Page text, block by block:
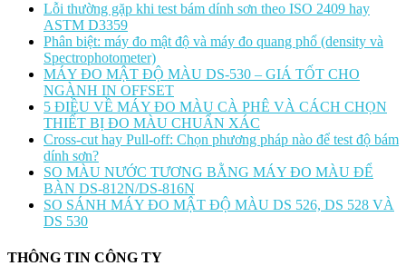
Lỗi thường gặp khi test bám dính sơn theo ISO 2409 hay
ASTM D3359
Phân biệt: máy đo mật độ và máy đo quang phổ (density và
Spectrophotometer)
MÁY ĐO MẬT ĐỘ MÀU DS-530 – GIÁ TỐT CHO
NGÀNH IN OFFSET
5 ĐIỀU VỀ MÁY ĐO MÀU CÀ PHÊ VÀ CÁCH CHỌN
THIẾT BỊ ĐO MÀU CHUẨN XÁC
Cross-cut hay Pull-off: Chọn phương pháp nào để test độ bám
dính sơn?
SO MÀU NƯỚC TƯƠNG BẰNG MÁY ĐO MÀU ĐỂ
BÀN DS-812N/DS-816N
SO SÁNH MÁY ĐO MẬT ĐỘ MÀU DS 526, DS 528 VÀ
DS 530
THÔNG TIN CÔNG TY